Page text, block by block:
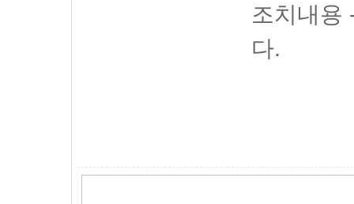
조치내용
다.